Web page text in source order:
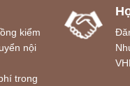
kiểm
nội
trong